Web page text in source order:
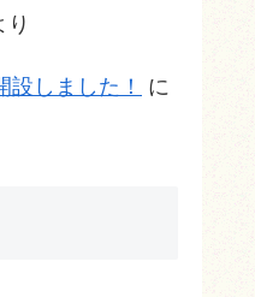
り
しました！
に